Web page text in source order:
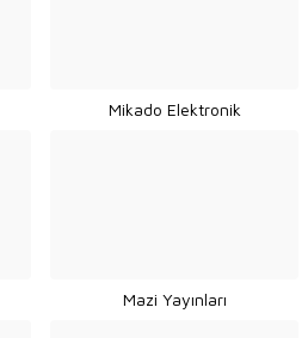
Mikado Elektronik
Mazi Yayınları